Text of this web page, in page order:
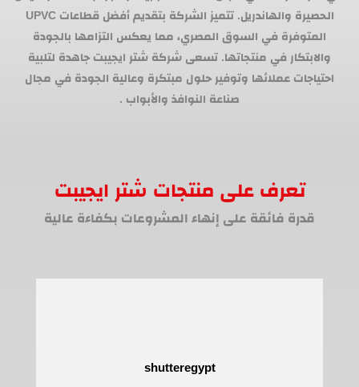
الحصيرة والهاندريل. تتميز الشركة بتقديم أفضل قطاعات UPVC
المتوفرة في السوق المصري، مما يعكس التزامها بالجودة
والابتكار في منتجاتها. تسعى شركة شتر ايجيبت جاهدة لتلبية
احتياجات عملائها وتوفير حلول مبتكرة وعالية الجودة في مجال
صناعة النوافذ والأبواب .
تعرف على منتجات شتر ايجيبت
قدرة فائقة على إنهاء المشروعات بكفاءة عالية